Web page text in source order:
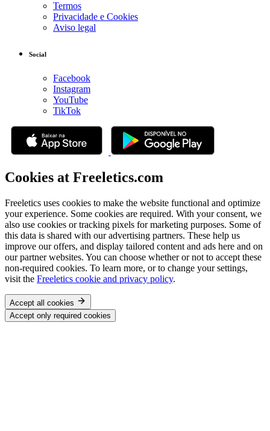
Termos
Privacidade e Cookies
Aviso legal
Social
Facebook
Instagram
YouTube
TikTok
Cookies at Freeletics.com
Freeletics uses cookies to make the website functional and optimize
your experience. Some cookies are required. With your consent, we
also use cookies or tracking pixels for marketing purposes. Some of
this data is shared with our advertising partners. These help us
improve our offers, and display tailored content and ads here and on
our partner websites. You can choose whether or not to accept these
non-required cookies. To learn more, or to change your settings,
visit the Freeletics cookie and privacy policy.
Accept all cookies
Accept only required cookies